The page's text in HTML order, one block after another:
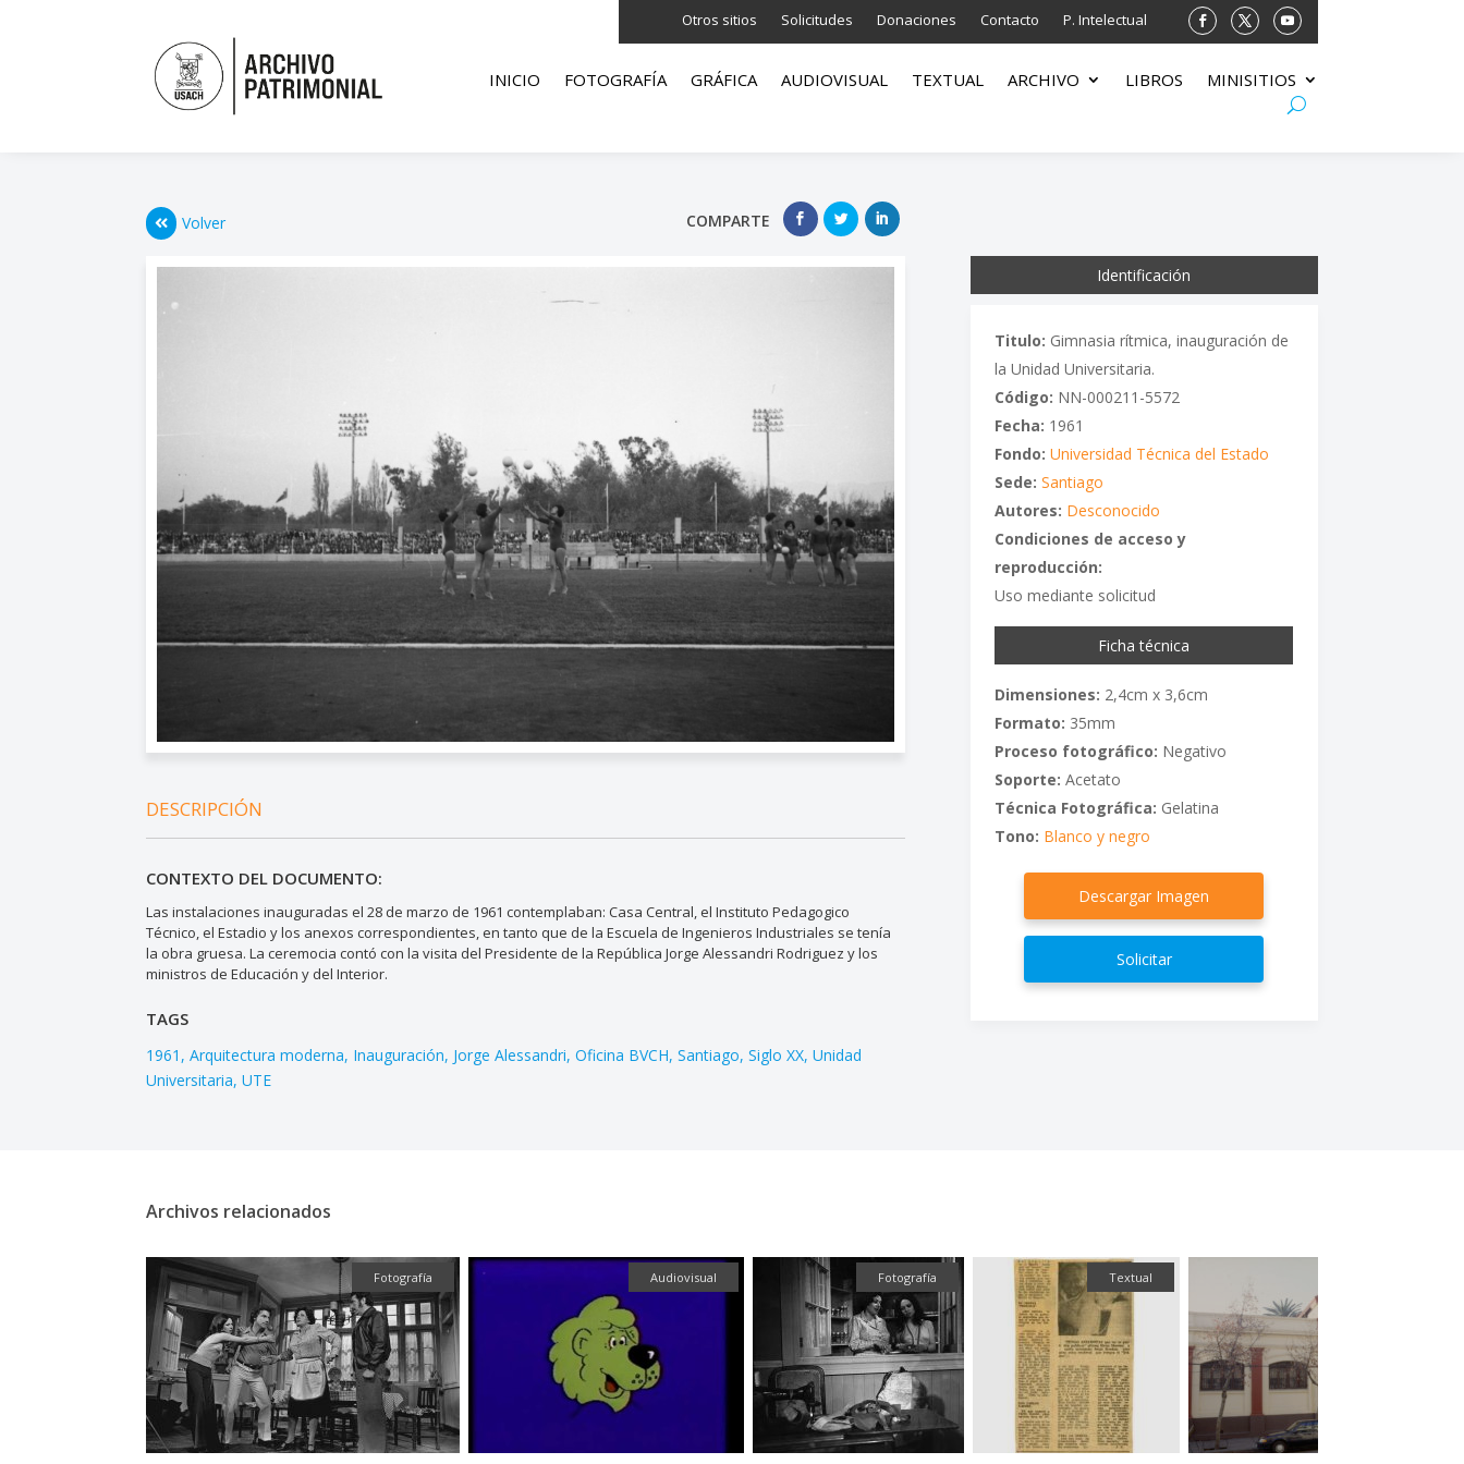
Otros sitios Solicitudes Donaciones Contacto P. Intelectual
INICIO FOTOGRAFÍA GRÁFICA AUDIOVISUAL TEXTUAL ARCHIVO LIBROS MINISITIOS
Volver COMPARTE
DESCRIPCIÓN
CONTEXTO DEL DOCUMENTO:
Las instalaciones inauguradas el 28 de marzo de 1961 contemplaban: Casa Central, el Instituto Pedagogico
Técnico, el Estadio y los anexos correspondientes, en tanto que de la Escuela de Ingenieros Industriales se tenía
la obra gruesa. La ceremocia contó con la visita del Presidente de la República Jorge Alessandri Rodriguez y los
ministros de Educación y del Interior.
TAGS
1961 Arquitectura moderna Inauguración Jorge Alessandri Oficina BVCH Santiago Siglo XX Unidad
Universitaria UTE
Identificación
Titulo: Gimnasia rítmica, inauguración de
la Unidad Universitaria.
Código: NN-000211-5572
Fecha: 1961
Fondo: Universidad Técnica del Estado
Sede: Santiago
Autores: Desconocido
Condiciones de acceso y
reproducción:
Uso mediante solicitud
Ficha técnica
Dimensiones: 2,4cm x 3,6cm
Formato: 35mm
Proceso fotográfico: Negativo
Soporte: Acetato
Técnica Fotográfica: Gelatina
Tono: Blanco y negro
Descargar Imagen
Solicitar
Archivos relacionados
Fotografía Audiovisual Fotografía Textual